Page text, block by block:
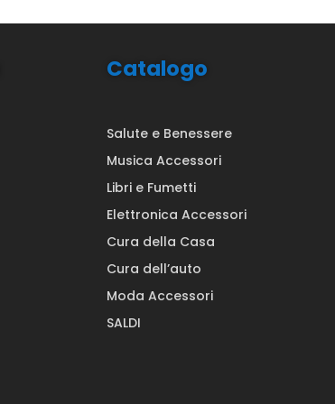
Catalogo
Salute e Benessere
Musica Accessori
Libri e Fumetti
Elettronica Accessori
Cura della Casa
Cura dell’auto
Moda Accessori
SALDI